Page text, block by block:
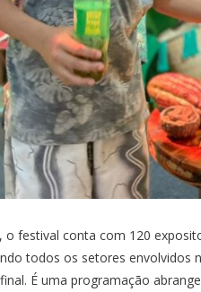
festival conta com 120
todos os setores
É uma programação